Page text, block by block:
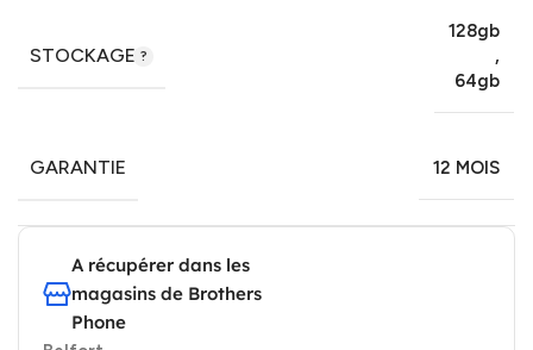
STOCKAGE
128gb
,
64gb
GARANTIE 12 MOIS
A récupérer dans les
magasins de Brothers
Phone